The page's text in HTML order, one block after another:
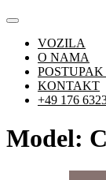
VOZILA
O NAMA
KONTAKT
+49 176
Model: